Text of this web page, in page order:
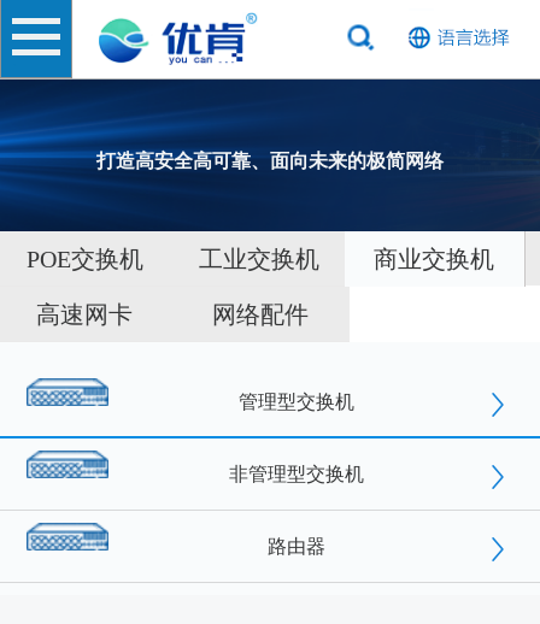
打造高安全高可靠、面向未来的极简网络
POE交换机 工业交换机 商业交换机
高速网卡 网络配件
管理型交换机
非管理型交换机
路由器